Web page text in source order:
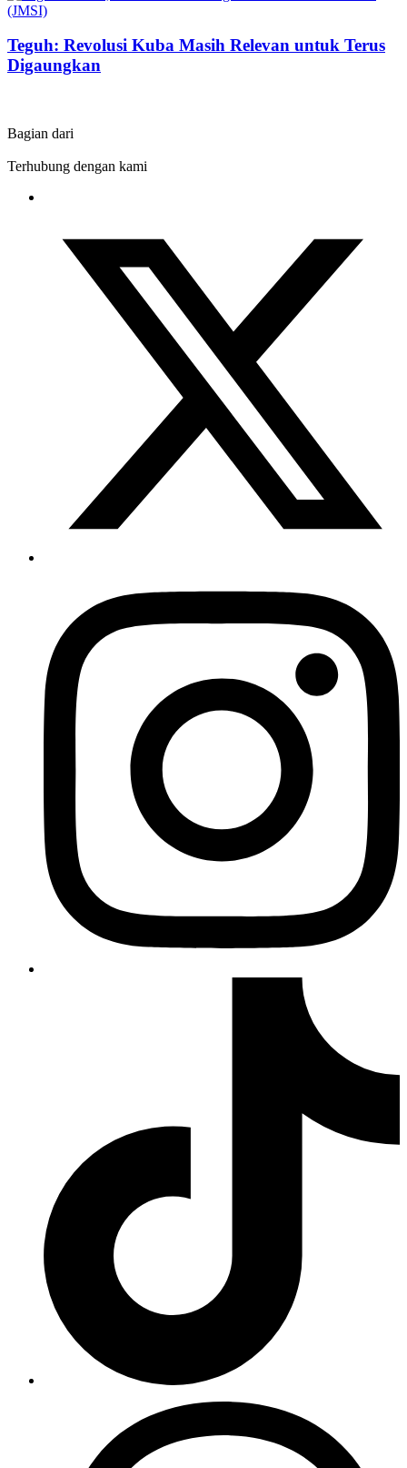
Teguh: Revolusi Kuba Masih Relevan untuk Terus
Digaungkan
Bagian dari
Terhubung dengan kami